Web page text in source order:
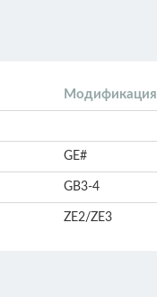
Модификация
GE#
GB3-4
ZE2/ZE3